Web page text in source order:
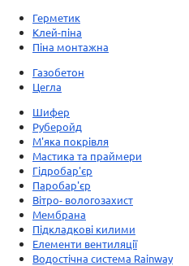
Герметик
Клей-піна
Піна монтажна
Газобетон
Цегла
Шифер
Руберойд
М'яка покрівля
Мастика та праймери
Гідробар'єр
Паробар'єр
Вітро- вологозахист
Мембрана
Підкладкові килими
Елементи вентиляції
Водостічна система Rainway